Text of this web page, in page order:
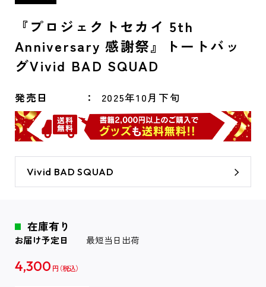
『プロジェクトセカイ 5th
Anniversary 感謝祭』トートバッ
グVivid BAD SQUAD
発売日 2025年10月下旬
Vivid BAD SQUAD
在庫有り
お届け予定日 最短当日出荷
4,300 円